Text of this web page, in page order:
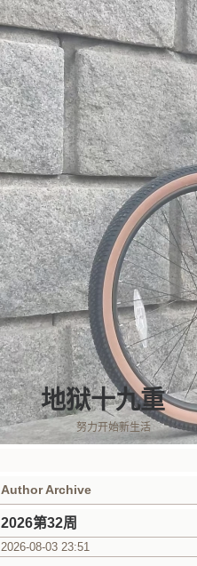
地狱十九重
努力开始新生活
Author Archive
2026第32周
2026-08-03 23:51